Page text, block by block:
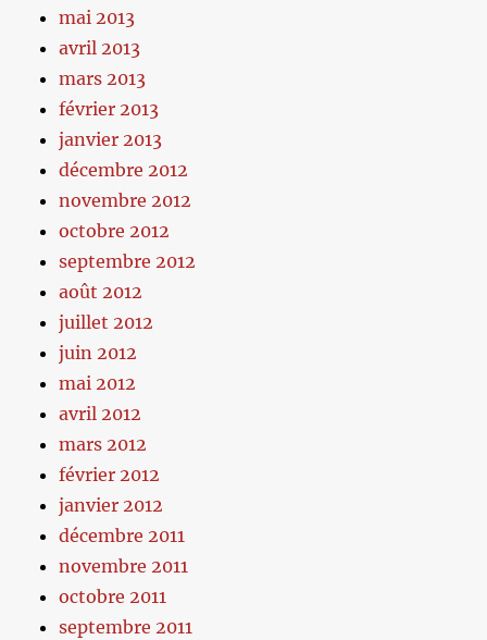
mai 2013
avril 2013
mars 2013
février 2013
janvier 2013
décembre 2012
novembre 2012
octobre 2012
septembre 2012
août 2012
juillet 2012
juin 2012
mai 2012
avril 2012
mars 2012
février 2012
janvier 2012
décembre 2011
novembre 2011
octobre 2011
septembre 2011